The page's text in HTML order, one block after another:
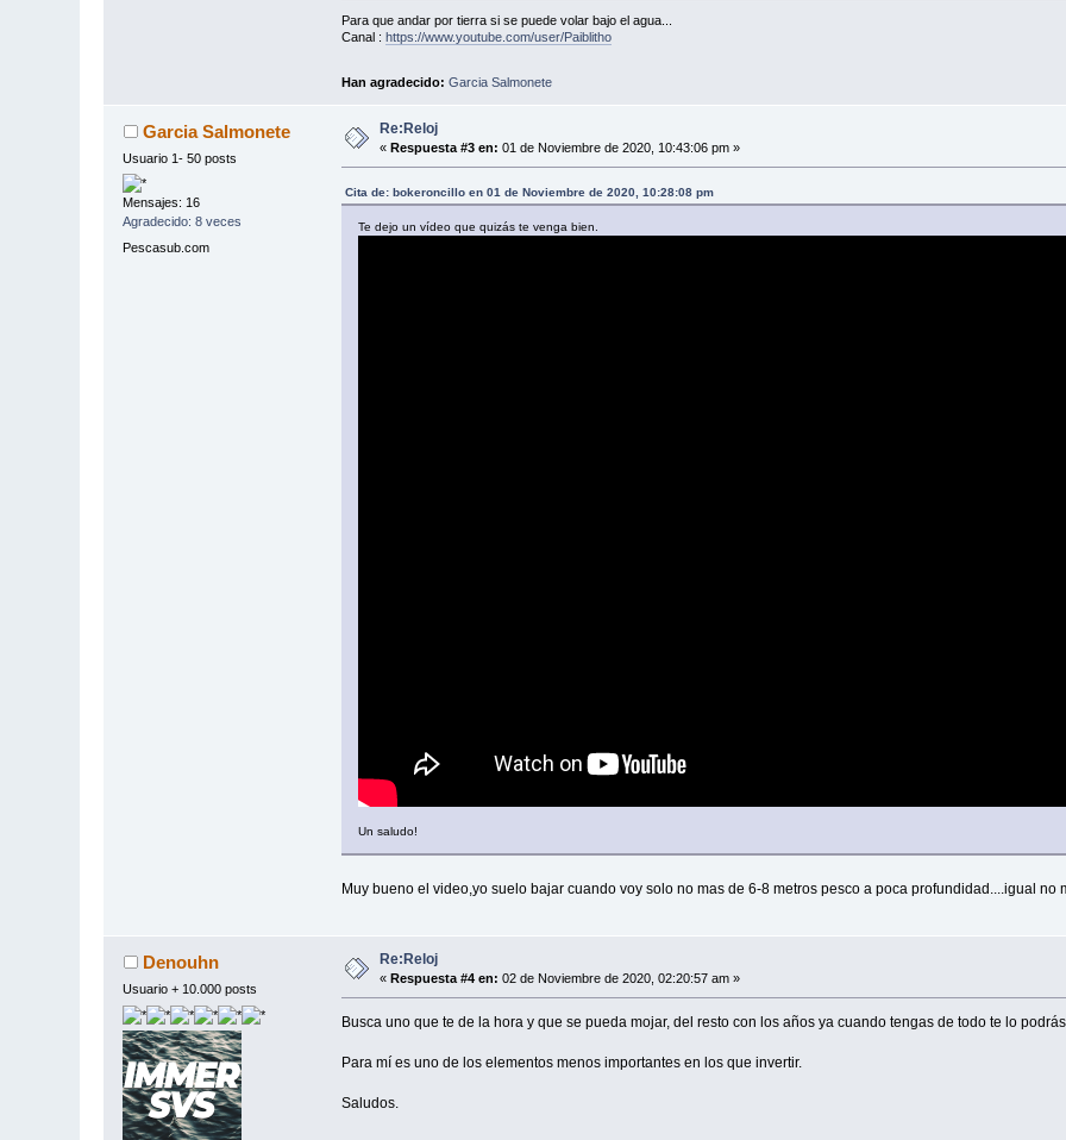
Para que andar por tierra si se puede volar bajo el agua...
Canal : https://www.youtube.com/user/Paiblitho
Han agradecido: Garcia Salmonete
Garcia Salmonete
Usuario 1- 50 posts
Mensajes: 16
Agradecido: 8 veces
Pescasub.com
Re:Reloj
«Respuesta #3 en: 01 de Noviembre de 2020, 10:43:06 pm »
Cita de: bokeroncillo en 01 de Noviembre de 2020, 10:28:08 pm
Te dejo un vídeo que quizás te venga bien.
Un saludo!
Muy bueno el video,yo suelo bajar cuando voy solo no mas de 6-8 metros pesco a poca profundidad....igual no
Denouhn
Usuario + 10.000 posts
Re:Reloj
« Respuesta #4 en: 02 de Noviembre de 2020, 02:20:57 am »
Busca uno que te de la hora y que se pueda mojar, del resto con los años ya cuando tengas de todo te lo
Para mí es uno de los elementos menos importantes en los que invertir.
Saludos.